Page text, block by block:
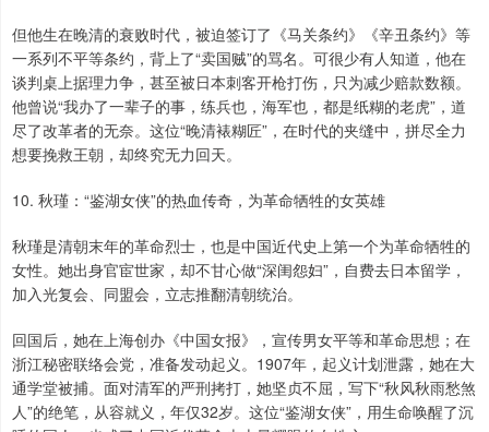
但他生在晚清的衰败时代，被迫签订了《马关条约》《辛丑条约》等
一系列不平等条约，背上了“卖国贼”的骂名。可很少有人知道，他在
谈判桌上据理力争，甚至被日本刺客开枪打伤，只为减少赔款数额。
他曾说“我办了一辈子的事，练兵也，海军也，都是纸糊的老虎”，道
尽了改革者的无奈。这位“晚清裱糊匠”，在时代的夹缝中，拼尽全力
想要挽救王朝，却终究无力回天。
10. 秋瑾：“鉴湖女侠”的热血传奇，为革命牺牲的女英雄
秋瑾是清朝末年的革命烈士，也是中国近代史上第一个为革命牺牲的
女性。她出身官宦世家，却不甘心做“深闺怨妇”，自费去日本留学，
加入光复会、同盟会，立志推翻清朝统治。
回国后，她在上海创办《中国女报》，宣传男女平等和革命思想；在
浙江秘密联络会党，准备发动起义。1907年，起义计划泄露，她在大
通学堂被捕。面对清军的严刑拷打，她坚贞不屈，写下“秋风秋雨愁煞
人”的绝笔，从容就义，年仅32岁。这位“鉴湖女侠”，用生命唤醒了沉